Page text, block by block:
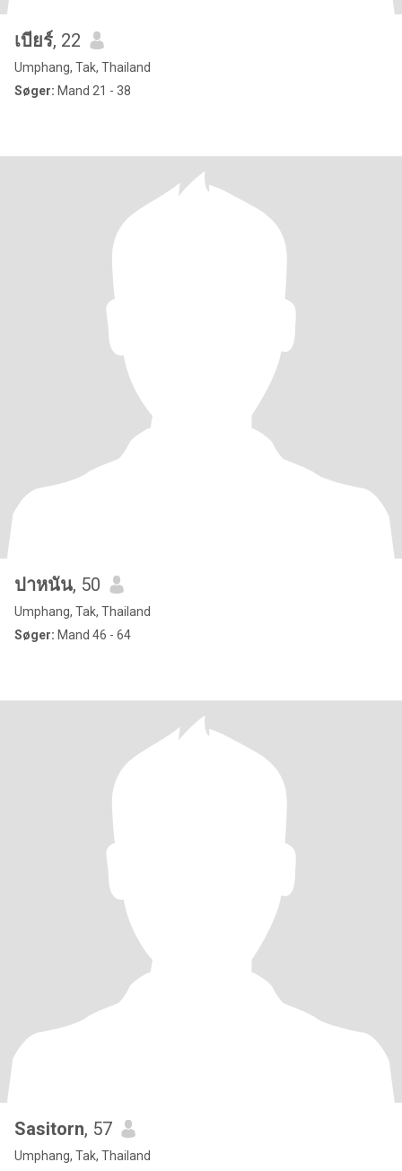
เบียร์, 22
Umphang, Tak, Thailand
Søger: Mand 21 - 38
ปาหนัน, 50
Umphang, Tak, Thailand
Søger: Mand 46 - 64
Sasitorn, 57
Umphang, Tak, Thailand